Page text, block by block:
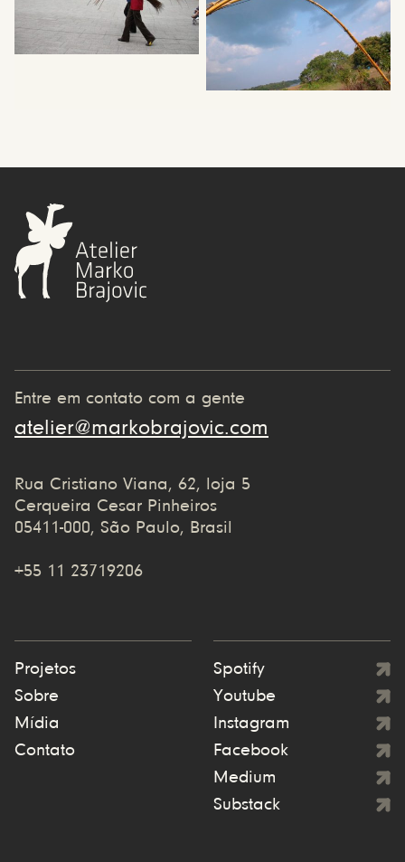
Entre em contato com a gente
atelier@markobrajovic.com
Rua Cristiano Viana, 62, loja 5
Cerqueira Cesar Pinheiros
05411-000, São Paulo, Brasil
+55 11 23719206
Projetos
Sobre
Mídia
Contato
Spotify
Youtube
Instagram
Facebook
Medium
Substack